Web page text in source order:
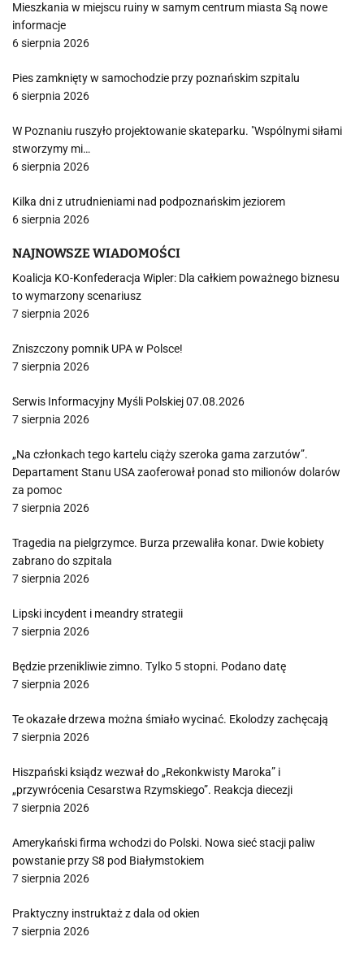
Mieszkania w miejscu ruiny w samym centrum miasta Są nowe
informacje
6 sierpnia 2026
Pies zamknięty w samochodzie przy poznańskim szpitalu
6 sierpnia 2026
W Poznaniu ruszyło projektowanie skateparku. "Wspólnymi siłami
stworzymy mi…
6 sierpnia 2026
Kilka dni z utrudnieniami nad podpoznańskim jeziorem
6 sierpnia 2026
NAJNOWSZE WIADOMOŚCI
Koalicja KO-Konfederacja Wipler: Dla całkiem poważnego biznesu
to wymarzony scenariusz
7 sierpnia 2026
Zniszczony pomnik UPA w Polsce!
7 sierpnia 2026
Serwis Informacyjny Myśli Polskiej 07.08.2026
7 sierpnia 2026
„Na członkach tego kartelu ciąży szeroka gama zarzutów”.
Departament Stanu USA zaoferował ponad sto milionów dolarów
za pomoc
7 sierpnia 2026
Tragedia na pielgrzymce. Burza przewaliła konar. Dwie kobiety
zabrano do szpitala
7 sierpnia 2026
Lipski incydent i meandry strategii
7 sierpnia 2026
Będzie przenikliwie zimno. Tylko 5 stopni. Podano datę
7 sierpnia 2026
Te okazałe drzewa można śmiało wycinać. Ekolodzy zachęcają
7 sierpnia 2026
Hiszpański ksiądz wezwał do „Rekonkwisty Maroka” i
„przywrócenia Cesarstwa Rzymskiego”. Reakcja diecezji
7 sierpnia 2026
Amerykański firma wchodzi do Polski. Nowa sieć stacji paliw
powstanie przy S8 pod Białymstokiem
7 sierpnia 2026
Praktyczny instruktaż z dala od okien
7 sierpnia 2026